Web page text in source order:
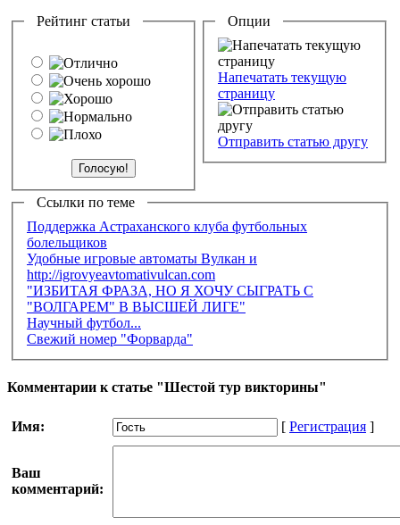
Рейтинг статьи Опции
Напечатать текущую
страницу
Отправить статью другу
Ссылки по теме
Поддержка Астраханского клуба футбольных
болельщиков
Удобные игровые автоматы Вулкан и
http://igrovyeavtomativulcan.com
"ИЗБИТАЯ ФРАЗА, НО Я ХОЧУ СЫГРАТЬ С
"ВОЛГАРЕМ" В ВЫСШЕЙ ЛИГЕ"
Научный футбол...
Свежий номер "Форварда"
Комментарии к статье "Шестой тур викторины"
Имя: [ Регистрация ]
Ваш
комментарий: